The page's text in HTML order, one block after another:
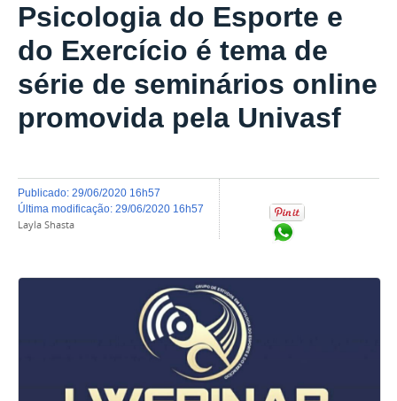
Psicologia do Esporte e
do Exercício é tema de
série de seminários online
promovida pela Univasf
publicado: 29/06/2020 16h57
última modificação: 29/06/2020 16h57
Layla Shasta